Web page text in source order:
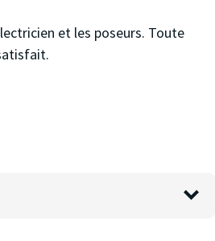
et les poseurs. Toute